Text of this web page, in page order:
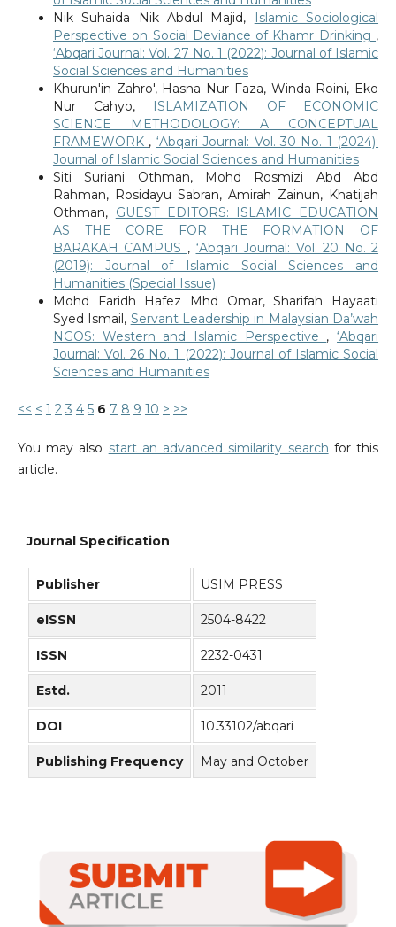
Nik Suhaida Nik Abdul Majid,
Islamic Sociological
Perspective on Social Deviance of Khamr Drinking ,
‘Abqari Journal: Vol. 27 No. 1 (2022): Journal of Islamic
Social Sciences and Humanities
Khurun'in Zahro', Hasna Nur Faza, Winda Roini, Eko
Nur Cahyo,
ISLAMIZATION OF ECONOMIC
SCIENCE METHODOLOGY: A CONCEPTUAL
FRAMEWORK , ‘Abqari Journal: Vol. 30 No. 1 (2024):
Journal of Islamic Social Sciences and Humanities
Siti Suriani Othman, Mohd Rosmizi Abd Abd
Rahman, Rosidayu Sabran, Amirah Zainun, Khatijah
Othman, GUEST EDITORS: ISLAMIC EDUCATION
AS THE CORE FOR THE FORMATION OF
BARAKAH CAMPUS , ‘Abqari Journal: Vol. 20 No. 2
(2019): Journal of Islamic Social Sciences and
Humanities (Special Issue)
Mohd Faridh Hafez Mhd Omar, Sharifah Hayaati
Syed Ismail, Servant Leadership in Malaysian Da’wah
NGOS: Western and Islamic Perspective ,‘Abqari
Journal: Vol. 26 No. 1 (2022): Journal of Islamic Social
Sciences and Humanities
<< < 1 2 3 4 5 6 7 8 9 10 > >>
You may also start an advanced similarity search for this
article.
Journal Specification
Publisher USIM PRESS
eISSN 2504-8422
ISSN 2232-0431
Estd. 2011
DOI 10.33102/abqari
Publishing Frequency May and October